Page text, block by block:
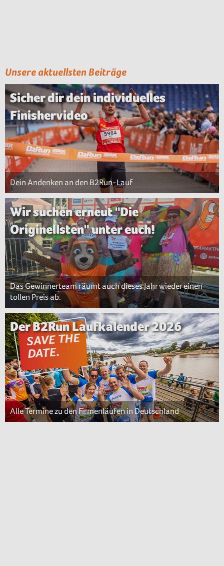
Unsere aktuellsten Beiträge
Sicher dir dein individuelles
Finishervideo
Dein Andenken an den B2Run-Lauf
Wir suchen erneut "Die
Originellsten" unter euch!
Das Gewinnerteam räumt auch dieses Jahr wieder einen
tollen Preis ab.
Der B2Run Laufkalender 2026
Alle Termine zu den Firmenläufen in Deutschland